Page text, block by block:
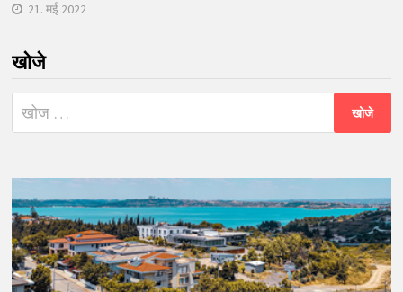
21. मई 2022
खोजे
निम्न
को